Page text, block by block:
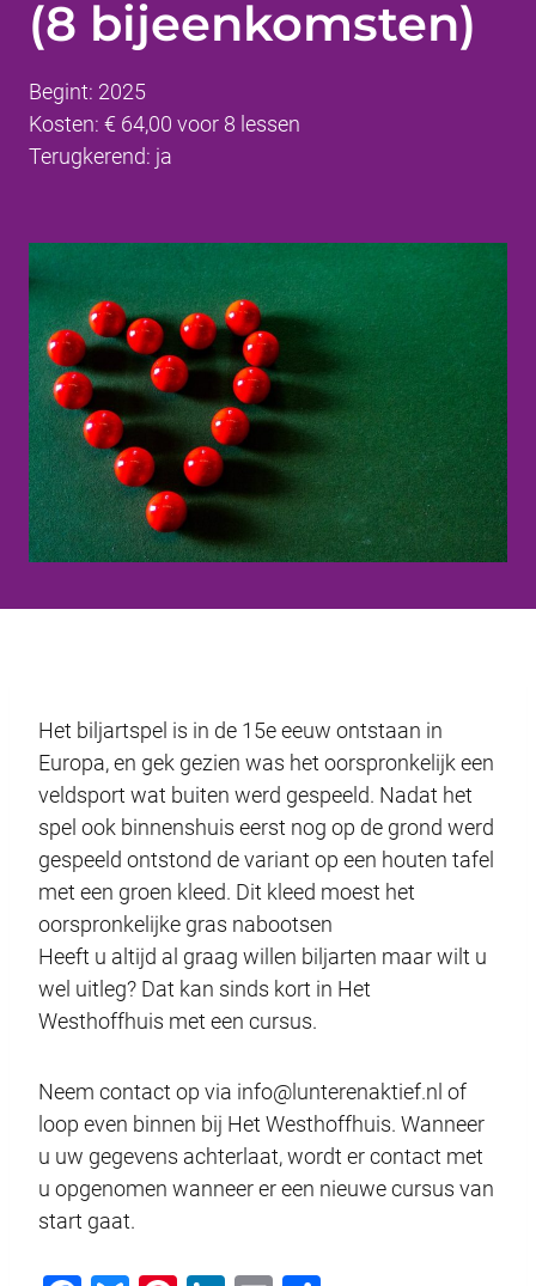
(8 bijeenkomsten)
Begint: 2025
Kosten: € 64,00 voor 8 lessen
Terugkerend: ja
Het biljartspel is in de 15e eeuw ontstaan in
Europa, en gek gezien was het oorspronkelijk een
veldsport wat buiten werd gespeeld. Nadat het
spel ook binnenshuis eerst nog op de grond werd
gespeeld ontstond de variant op een houten tafel
met een groen kleed. Dit kleed moest het
oorspronkelijke gras nabootsen
Heeft u altijd al graag willen biljarten maar wilt u
wel uitleg? Dat kan sinds kort in Het
Westhoffhuis met een cursus.
Neem contact op via info@lunterenaktief.nl of
loop even binnen bij Het Westhoffhuis. Wanneer
u uw gegevens achterlaat, wordt er contact met
u opgenomen wanneer er een nieuwe cursus van
start gaat.